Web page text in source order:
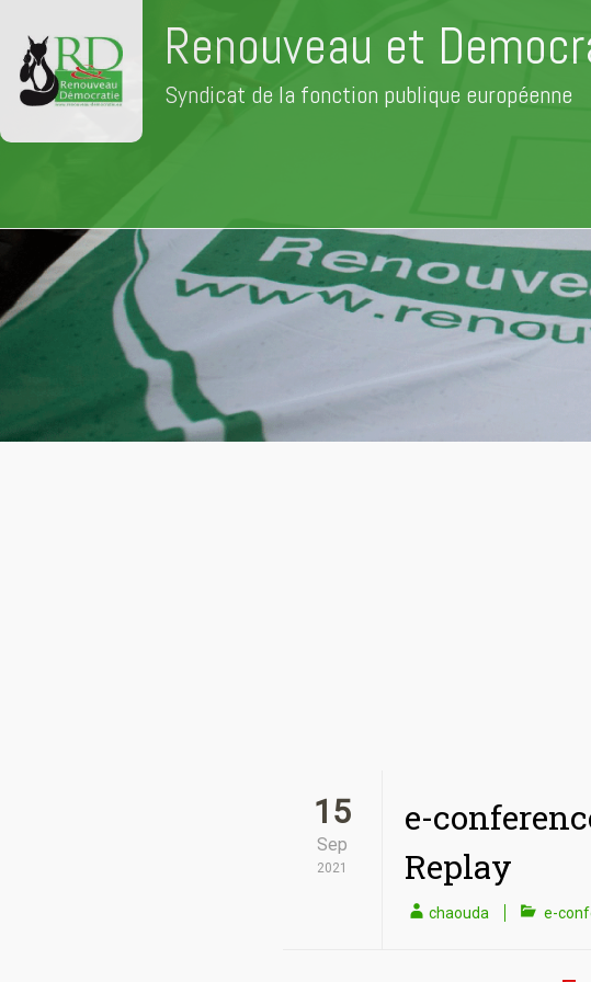
contenu
principal
Renouveau et
Syndicat de la fonction publique européenne
15
Sep
2021
e-
Replay
chaouda e-